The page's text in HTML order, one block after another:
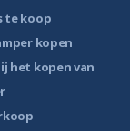
te koop
kopen
het kopen van